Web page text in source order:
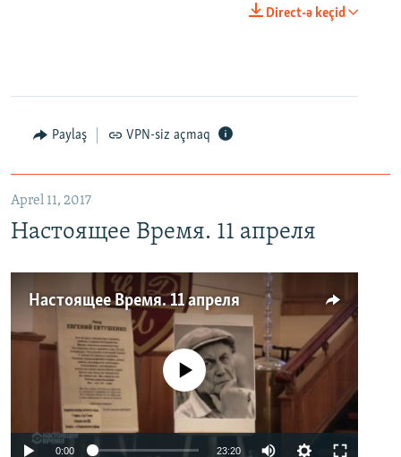
Direct-ə keçid
Paylaş VPN-siz açmaq
Aprel 11, 2017
Настоящее Время. 11 апреля
Настоящее Время. 11 апреля
No media source currently available
0:00 23:20